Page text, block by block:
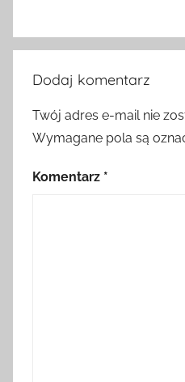
Dodaj komentarz
Twój adres e-mail nie
Wymagane pola są
Komentarz *